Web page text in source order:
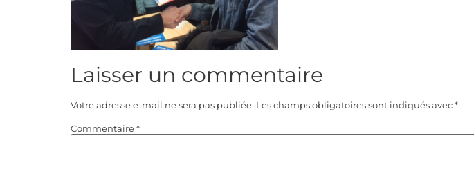
Laisser un commentaire
Votre adresse e-mail ne sera pas publiée. Les champs obligatoires sont indiqués avec*
Commentaire*